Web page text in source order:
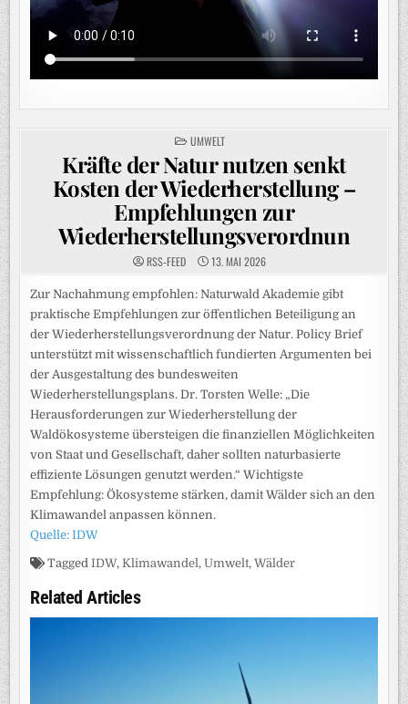
POSTED
IN
UMWELT
Kräfte der Natur nutzen senkt
Kosten der Wiederherstellung –
Empfehlungen zur
Wiederherstellungsverordnun
RSS-FEED 13. MAI 2026
Zur Nachahmung empfohlen: Naturwald Akademie gibt
praktische Empfehlungen zur öffentlichen Beteiligung an
der Wiederherstellungsverordnung der Natur. Policy Brief
unterstützt mit wissenschaftlich fundierten Argumenten bei
der Ausgestaltung des bundesweiten
Wiederherstellungsplans. Dr. Torsten Welle: „Die
Herausforderungen zur Wiederherstellung der
Waldökosysteme übersteigen die finanziellen Möglichkeiten
von Staat und Gesellschaft, daher sollten naturbasierte
effiziente Lösungen genutzt werden.“ Wichtigste
Empfehlung: Ökosysteme stärken, damit Wälder sich an den
Klimawandel anpassen können.
Quelle: IDW
TaggedIDW,Klimawandel,Umwelt,Wälder
Related Articles